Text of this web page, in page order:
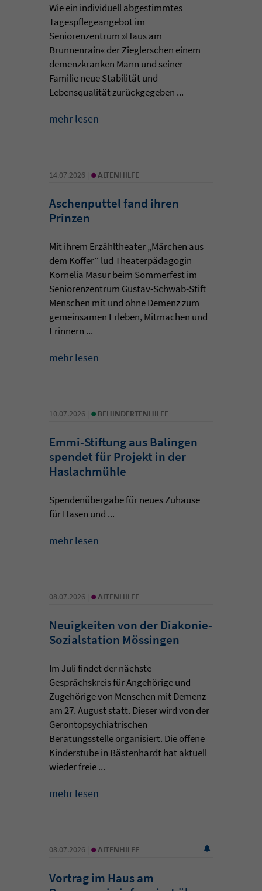
Wie ein individuell abgestimmtes
Tagespflegeangebot im
Seniorenzentrum »Haus am
Brunnenrain« der Zieglerschen einem
demenzkranken Mann und seiner
Familie neue Stabilität und
Lebensqualität zurückgegeben ...
mehr lesen
14.07.2026 | • ALTENHILFE
Aschenputtel fand ihren
Prinzen
Mit ihrem Erzähltheater „Märchen aus
dem Koffer“ lud Theaterpädagogin
Kornelia Masur beim Sommerfest im
Seniorenzentrum Gustav-Schwab-Stift
Menschen mit und ohne Demenz zum
gemeinsamen Erleben, Mitmachen und
Erinnern ...
mehr lesen
10.07.2026 | • BEHINDERTENHILFE
Emmi-Stiftung aus Balingen
spendet für Projekt in der
Haslachmühle
Spendenübergabe für neues Zuhause
für Hasen und ...
mehr lesen
08.07.2026 | • ALTENHILFE
Neuigkeiten von der Diakonie-
Sozialstation Mössingen
Im Juli findet der nächste
Gesprächskreis für Angehörige und
Zugehörige von Menschen mit Demenz
am 27. August statt. Dieser wird von der
Gerontopsychiatrischen
Beratungsstelle organisiert. Die offene
Kinderstube in Bästenhardt hat aktuell
wieder freie ...
mehr lesen
08.07.2026 | • ALTENHILFE
Vortrag im Haus am